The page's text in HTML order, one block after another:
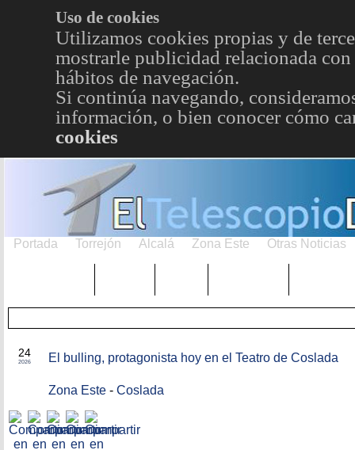
Uso de cookies
Utilizamos cookies propias y de
mostrarle publicidad relacionada
hábitos de navegación.
Si continúa navegando,
información, o bien conocer cómo
cookies
Portada Torrejón Alcalá Zona Este Otras Noticias
24
2026 El bulling, protagonista hoy en el Teatro de Coslada
Zona Este - Coslada